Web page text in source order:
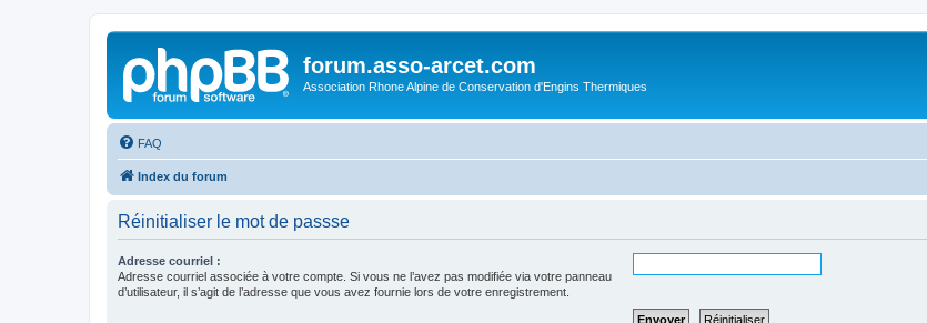
forum.asso-arcet.com
Association Rhone Alpine de Conservation d'Engins Thermiques
FAQ
Index du forum
Réinitialiser le mot de passse
Adresse courriel :
Adresse courriel associée à votre compte. Si vous ne l’avez pas modifiée via votre panneau
d’utilisateur, il s’agit de l’adresse que vous avez fournie lors de votre enregistrement.